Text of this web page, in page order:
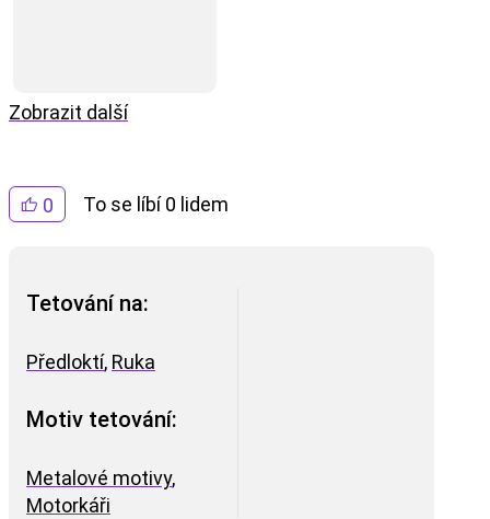
0 To se líbí 0 lidem
Tetování na:
Předloktí, Ruka
Motiv tetování:
Metalové motivy,
Motorkáři
Zobrazit další